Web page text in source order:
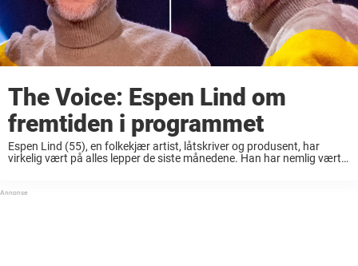
The Voice: Espen Lind om
fremtiden i programmet
Espen Lind (55), en folkekjær artist, låtskriver og produsent, har
virkelig vært på alles lepper de siste månedene. Han har nemlig vært